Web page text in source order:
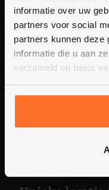
informatie over uw
partners voor social
partners kunnen deze
informatie die u aan
verzameld op basis